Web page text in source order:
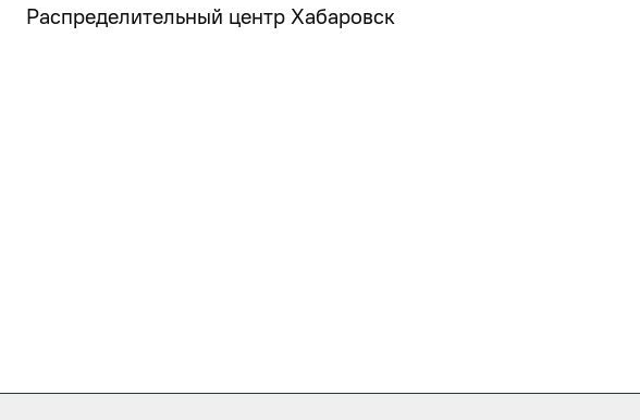
Распределительный центр Хабаровск